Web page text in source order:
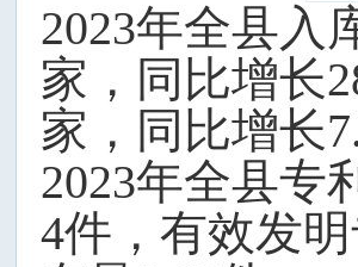
2023年全县入
家，同比增长
家，同比增长
2023年全县专
4件，有效发